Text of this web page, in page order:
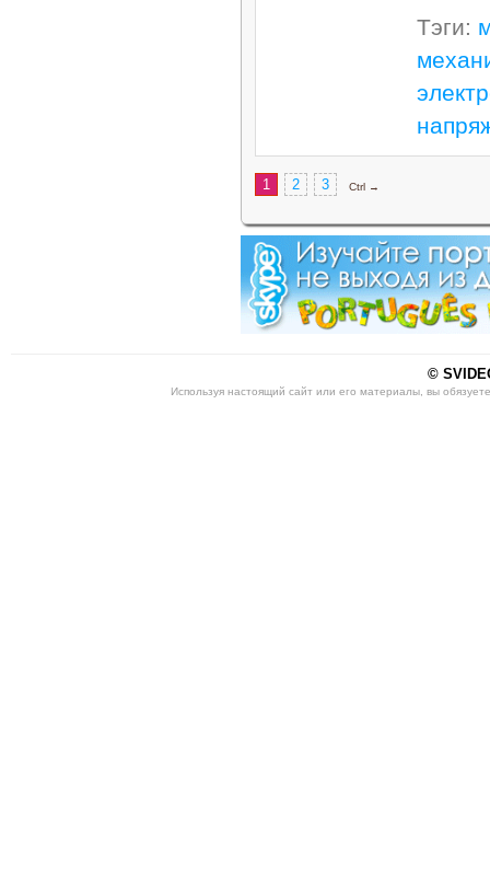
Тэги:
1 2 3 Ctrl →
©
Используя настоящий сайт или его материалы, вы